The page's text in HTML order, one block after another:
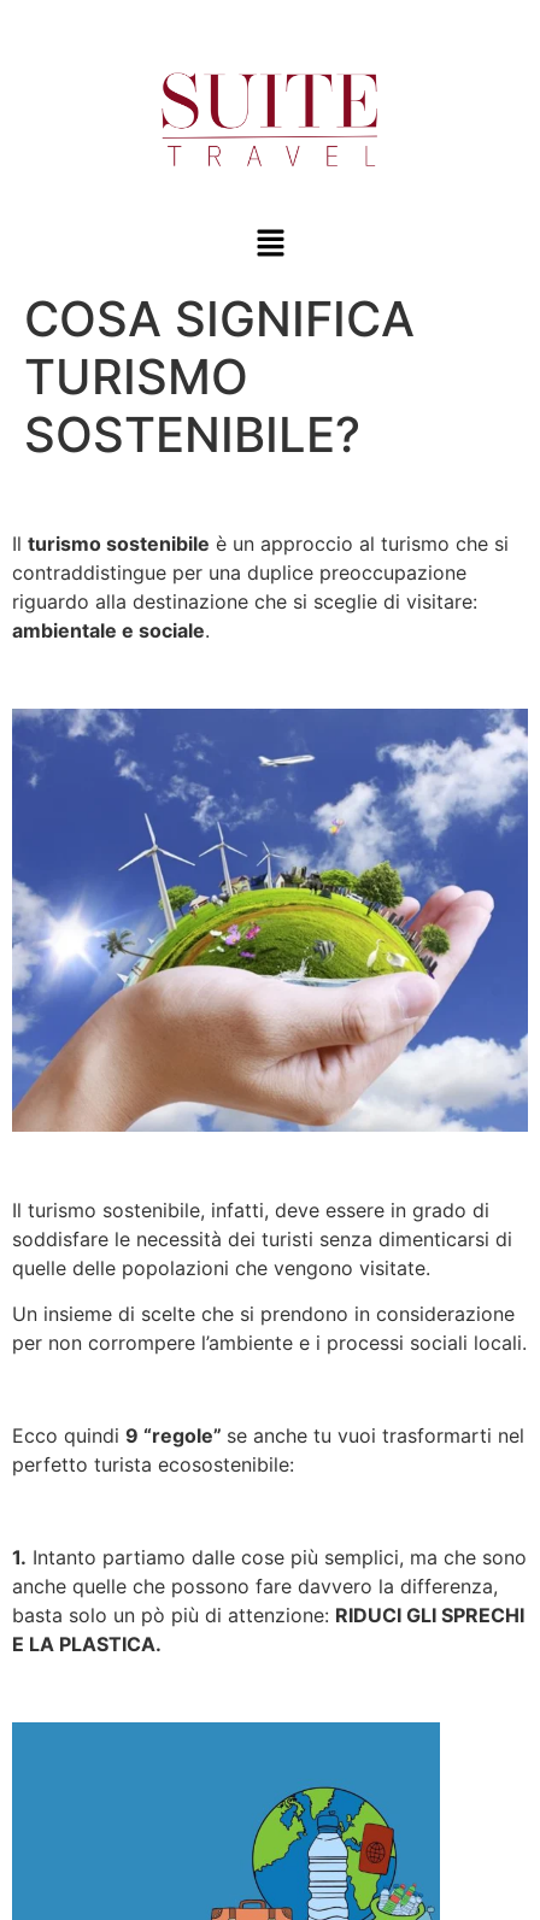
COSA SIGNIFICA
TURISMO
SOSTENIBILE?
Il turismo sostenibile è un approccio al turismo che si
contraddistingue per una duplice preoccupazione
riguardo alla destinazione che si sceglie di visitare:
ambientale e sociale.
Il turismo sostenibile, infatti, deve essere in grado di
soddisfare le necessità dei turisti senza dimenticarsi di
quelle delle popolazioni che vengono visitate.
Un insieme di scelte che si prendono in considerazione
per non corrompere l’ambiente e i processi sociali locali.
Ecco quindi 9 “regole” se anche tu vuoi trasformarti nel
perfetto turista ecosostenibile:
1. Intanto partiamo dalle cose più semplici, ma che sono
anche quelle che possono fare davvero la differenza,
basta solo un pò più di attenzione: RIDUCI GLI SPRECHI
E LA PLASTICA.